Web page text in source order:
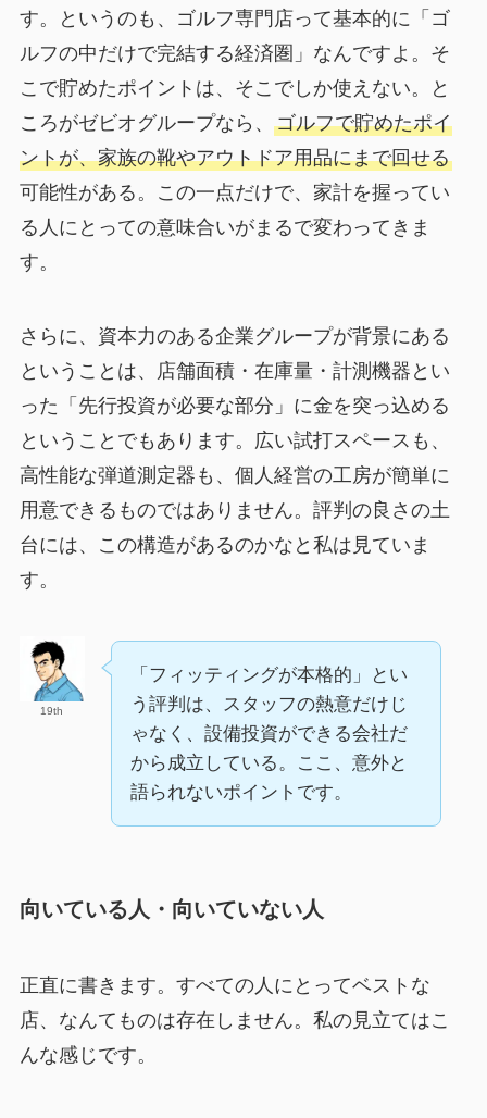
す。というのも、ゴルフ専門店って基本的に「ゴ
ルフの中だけで完結する経済圏」なんですよ。そ
こで貯めたポイントは、そこでしか使えない。と
ころがゼビオグループなら、 ゴルフで貯めたポイ
ントが、家族の靴やアウトドア用品にまで回せる
可能性がある。この一点だけで、家計を握ってい
る人にとっての意味合いがまるで変わってきま
す。
さらに、資本力のある企業グループが背景にある
ということは、店舗面積・在庫量・計測機器とい
った「先行投資が必要な部分」に金を突っ込める
ということでもあります。広い試打スペースも、
高性能な弾道測定器も、個人経営の工房が簡単に
用意できるものではありません。評判の良さの土
台には、この構造があるのかなと私は見ていま
す。
19th
「フィッティングが本格的」とい
う評判は、スタッフの熱意だけじ
ゃなく、設備投資ができる会社だ
から成立している。ここ、意外と
語られないポイントです。
向いている人・向いていない人
正直に書きます。すべての人にとってベストな
店、なんてものは存在しません。私の見立てはこ
んな感じです。